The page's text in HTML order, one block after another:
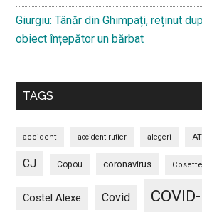
Giurgiu: Tânăr din Ghimpați, reținut
obiect înțepător un bărbat
TAGS
accident accident rutier alegeri
CJ Copou coronavirus
Costel Alexe Covid